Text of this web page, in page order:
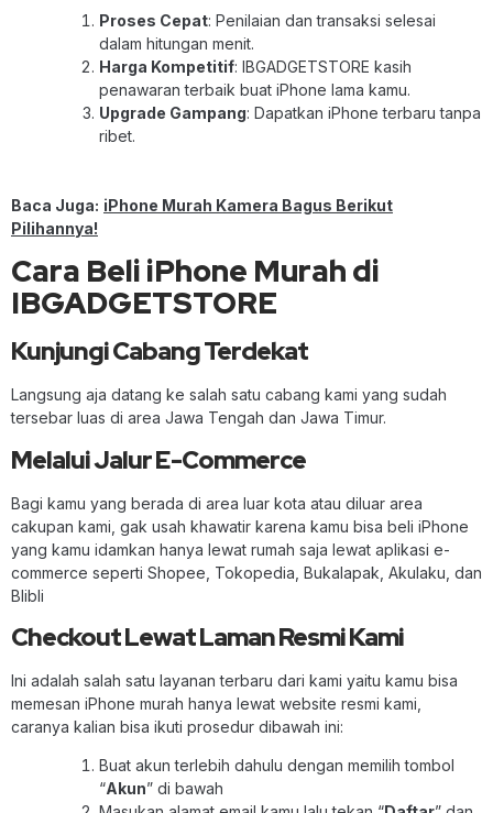
Proses Cepat: Penilaian dan transaksi selesai
dalam hitungan menit.
Harga Kompetitif: IBGADGETSTORE kasih
penawaran terbaik buat iPhone lama kamu.
Upgrade Gampang: Dapatkan iPhone terbaru tanpa
ribet.
Baca Juga: iPhone Murah Kamera Bagus Berikut
Pilihannya!
Cara Beli iPhone Murah di
IBGADGETSTORE
Kunjungi Cabang Terdekat
Langsung aja datang ke salah satu cabang kami yang sudah
tersebar luas di area Jawa Tengah dan Jawa Timur.
Melalui Jalur E-Commerce
Bagi kamu yang berada di area luar kota atau diluar area
cakupan kami, gak usah khawatir karena kamu bisa beli iPhone
yang kamu idamkan hanya lewat rumah saja lewat aplikasi e-
commerce seperti Shopee, Tokopedia, Bukalapak, Akulaku, dan
Blibli
Checkout Lewat Laman Resmi Kami
Ini adalah salah satu layanan terbaru dari kami yaitu kamu bisa
memesan iPhone murah hanya lewat website resmi kami,
caranya kalian bisa ikuti prosedur dibawah ini:
Buat akun terlebih dahulu dengan memilih tombol
“Akun” di bawah